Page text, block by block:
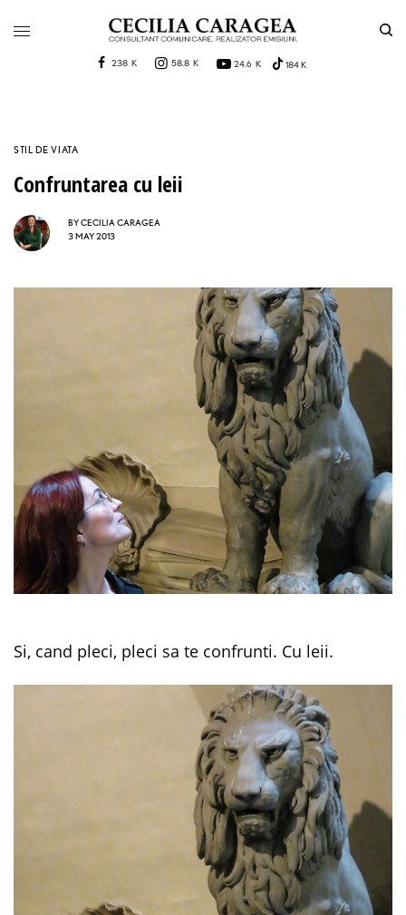
238 K 58.8 K 24.6 K 184 K
STIL DE VIATA
Confruntarea cu leii
BYCECILIA CARAGEA
3 MAY 2013
Si, cand pleci, pleci sa te confrunti. Cu leii.